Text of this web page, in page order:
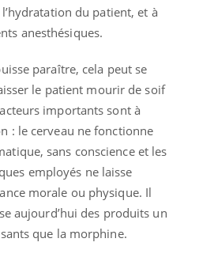
du patient, et à
anesthésiques.
paraître, cela peut se
le patient mourir de soif
importants sont à
: le cerveau ne fonctionne
sans conscience et les
employés ne laisse
morale ou physique. Il
aujourd’hui des produits un
que la morphine.